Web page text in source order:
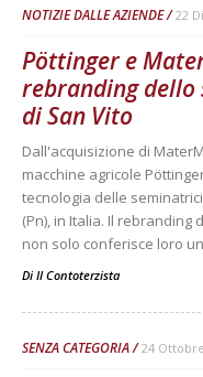
NOTIZIE DALLE AZIENDE 22
Pöttinger e
rebranding
di San Vito
Dall'acquisizione di
macchine agricole
tecnologia delle
(Pn), in Italia. Il rebranding
non solo conferisce loro
Di Il Contoterzista
SENZA CATEGORIA 24